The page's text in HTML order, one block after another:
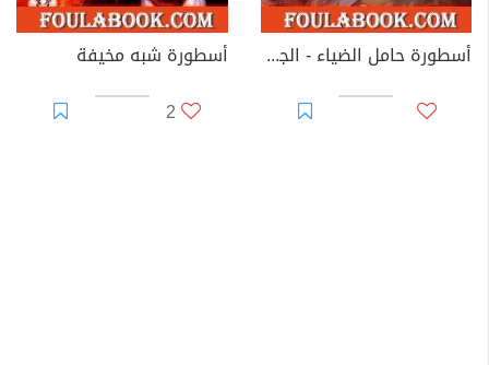
أسطورة حامل الضياء - الجزء الأول
أسطورة شبه مخيفة
2